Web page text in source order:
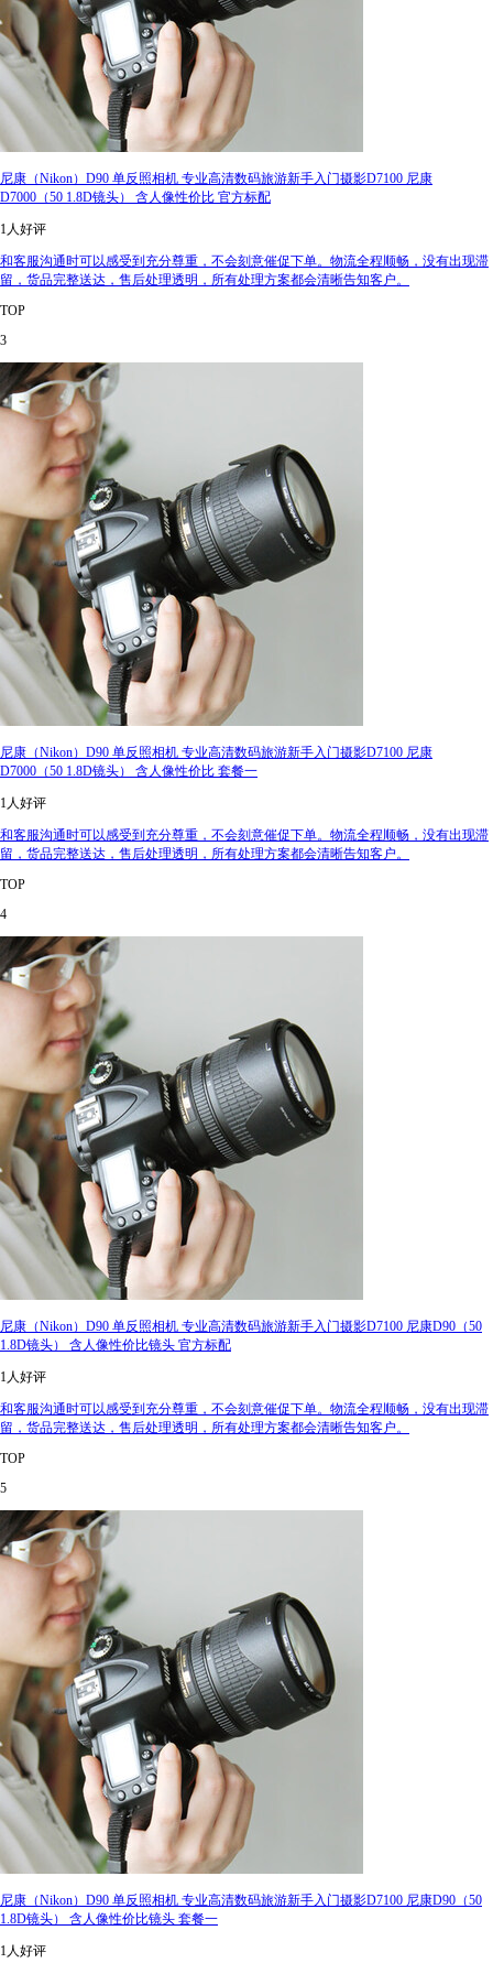
尼康（Nikon）D90 单反照相机 专业高清数码旅游新手入门摄影D7100 尼康
D7000（50 1.8D镜头） 含人像性价比 官方标配
1人好评
和客服沟通时可以感受到充分尊重，不会刻意催促下单。物流全程顺畅，没有出现滞
留，货品完整送达，售后处理透明，所有处理方案都会清晰告知客户。
TOP
3
尼康（Nikon）D90 单反照相机 专业高清数码旅游新手入门摄影D7100 尼康
D7000（50 1.8D镜头） 含人像性价比 套餐一
1人好评
和客服沟通时可以感受到充分尊重，不会刻意催促下单。物流全程顺畅，没有出现滞
留，货品完整送达，售后处理透明，所有处理方案都会清晰告知客户。
TOP
4
尼康（Nikon）D90 单反照相机 专业高清数码旅游新手入门摄影D7100 尼康D90（50
1.8D镜头） 含人像性价比镜头 官方标配
1人好评
和客服沟通时可以感受到充分尊重，不会刻意催促下单。物流全程顺畅，没有出现滞
留，货品完整送达，售后处理透明，所有处理方案都会清晰告知客户。
TOP
5
尼康（Nikon）D90 单反照相机 专业高清数码旅游新手入门摄影D7100 尼康D90（50
1.8D镜头） 含人像性价比镜头 套餐一
1人好评